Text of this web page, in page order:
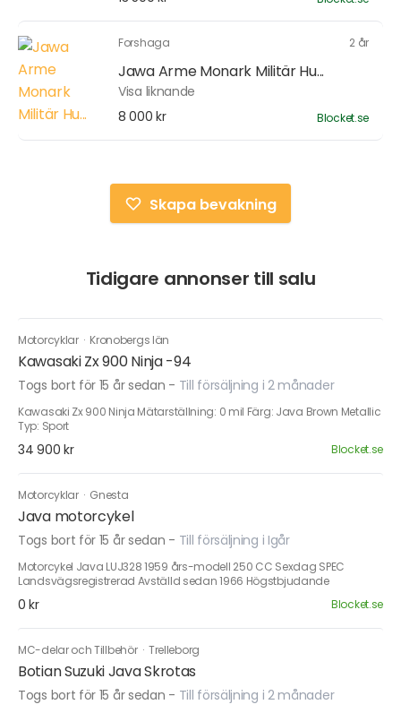
Forshaga 2 år
Jawa Arme Monark Militär Hu...
Visa liknande
8 000 kr
Blocket.se
Skapa bevakning
Tidigare annonser till salu
Motorcyklar · Kronobergs län
Kawasaki Zx 900 Ninja -94
Togs bort för 15 år sedan - Till försäljning i 2 månader
Kawasaki Zx 900 Ninja Mätarställning: 0 mil Färg: Java Brown Metallic
Typ: Sport
34 900 kr Blocket.se
Motorcyklar · Gnesta
Java motorcykel
Togs bort för 15 år sedan - Till försäljning i Igår
Motorcykel Java LUJ328 1959 års-modell 250 CC Sexdag SPEC
Landsvägsregistrerad Avställd sedan 1966 Högstbjudande
0 kr Blocket.se
MC-delar och Tillbehör · Trelleborg
Botian Suzuki Java Skrotas
Togs bort för 15 år sedan - Till försäljning i 2 månader